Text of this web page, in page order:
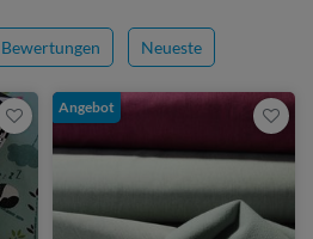
Bewertungen Neueste
Angebot